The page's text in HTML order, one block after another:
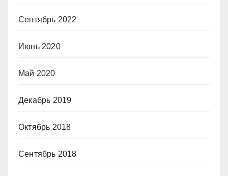
Сентябрь 2022
Июнь 2020
Май 2020
Декабрь 2019
Октябрь 2018
Сентябрь 2018